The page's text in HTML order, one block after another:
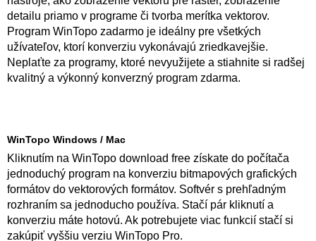
detailu priamo v programe či tvorba merítka vektorov.
Program WinTopo zadarmo je ideálny pre všetkých
užívateľov, ktorí konverziu vykonávajú zriedkavejšie.
Neplaťte za programy, ktoré nevyužijete a stiahnite si radšej
kvalitný a výkonný konverzný program zdarma.
WinTopo Windows / Mac
Kliknutím na WinTopo download free získate do počítača
jednoduchý program na konverziu bitmapových grafických
formátov do vektorových formátov. Softvér s prehľadným
rozhraním sa jednoducho používa. Stačí pár kliknutí a
konverziu máte hotovú. Ak potrebujete viac funkcií stačí si
zakúpiť vyššiu verziu WinTopo Pro.